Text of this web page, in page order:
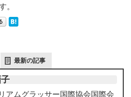
。
最新の記事
アムグラッサー国際協会国際会